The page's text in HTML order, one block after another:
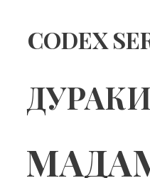
CODEX